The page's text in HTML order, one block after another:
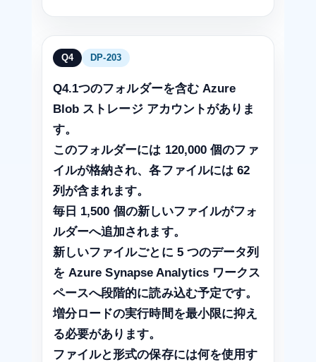
Q4 DP-203
Q4.1つのフォルダーを含む Azure
Blob ストレージ アカウントがありま
す。
このフォルダーには 120,000 個のファ
イルが格納され、各ファイルには 62
列が含まれます。
毎日 1,500 個の新しいファイルがフォ
ルダーへ追加されます。
新しいファイルごとに 5 つのデータ列
を Azure Synapse Analytics ワークス
ペースへ段階的に読み込む予定です。
増分ロードの実行時間を最小限に抑え
る必要があります。
ファイルと形式の保存には何を使用す